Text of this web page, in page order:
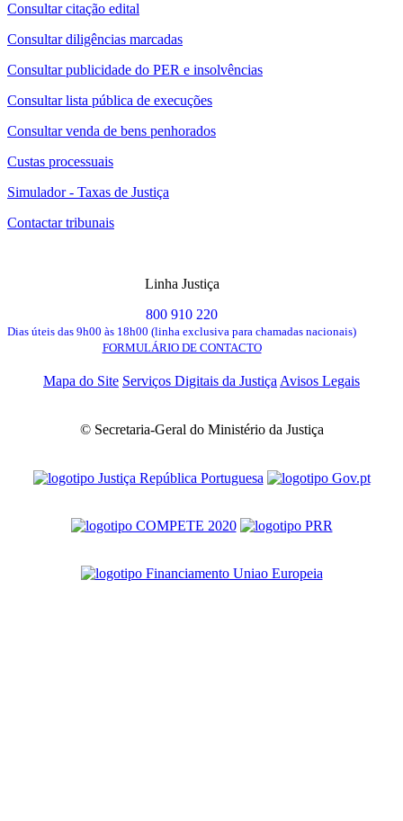
Consultar citação edital
Consultar diligências marcadas
Consultar publicidade do PER e insolvências
Consultar lista pública de execuções
Consultar venda de bens penhorados
Custas processuais
Simulador - Taxas de Justiça
Contactar tribunais
Linha Justiça
800 910 220
Dias úteis das 9h00 às 18h00 (linha exclusiva para chamadas nacionais)
FORMULÁRIO DE CONTACTO
Mapa do Site Serviços Digitais da Justiça Avisos Legais
© Secretaria-Geral do Ministério da Justiça